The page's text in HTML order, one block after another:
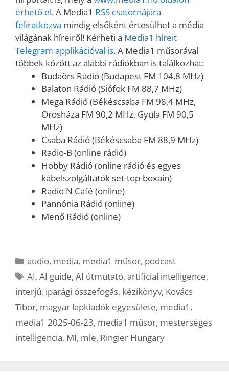
érhető el. A Media1 RSS csatornájára
feliratkozva mindig elsőként értesülhet a média
világának híreiről! Kérheti a Media1 híreit
Telegram applikációval is. A Media1 műsorával
többek között az alábbi rádiókban is találkozhat:
Budaörs Rádió (Budapest FM 104,8 MHz)
Balaton Rádió (Siófok FM 88,7 MHz)
Mega Rádió (Békéscsaba FM 98,4 MHz,
Orosháza FM 90,2 MHz, Gyula FM 90,5
MHz)
Csaba Rádió (Békéscsaba FM 88,9 MHz)
Radio-B (online rádió)
Hobby Rádió (online rádió és egyes
kábelszolgáltatók set-top-boxain)
Radio N Café (online)
Pannónia Rádió (online)
Menő Rádió (online)
Kategória
audio, média, media1 műsor, podcast
Címkék
AI,AI guide,AI útmutató,artificial intelligence,
interjú, iparági összefogás, kézikönyv, Kovács
Tibor, magyar lapkiadók egyesülete, media1 ,
media1 2025-06-23, media1 műsor, mesterséges
intelligencia, MI, mle, Ringier Hungary